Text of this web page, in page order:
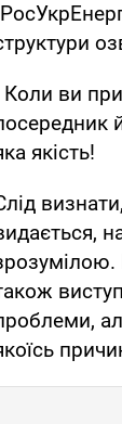
Коли ви
якість!